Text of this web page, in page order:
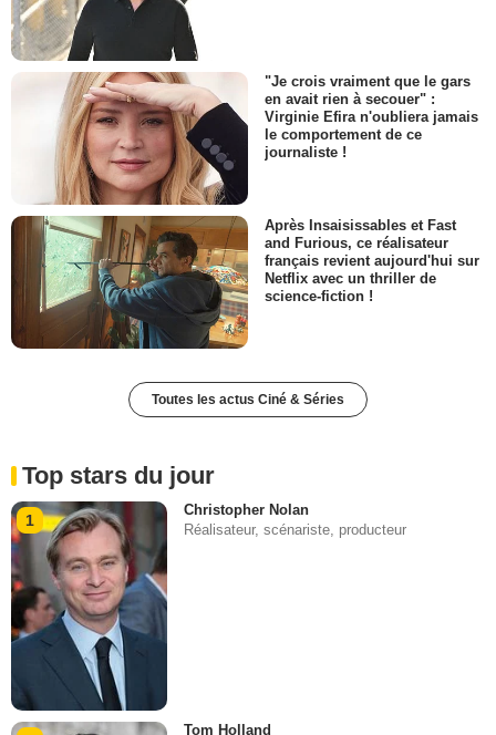
"Je crois vraiment que le gars
en avait rien à secouer" :
Virginie Efira n'oubliera jamais
le comportement de ce
journaliste !
Après Insaisissables et Fast
and Furious, ce réalisateur
français revient aujourd'hui sur
Netflix avec un thriller de
science-fiction !
Toutes les actus Ciné & Séries
Top stars du jour
1
Christopher Nolan
Réalisateur, scénariste, producteur
Tom Holland